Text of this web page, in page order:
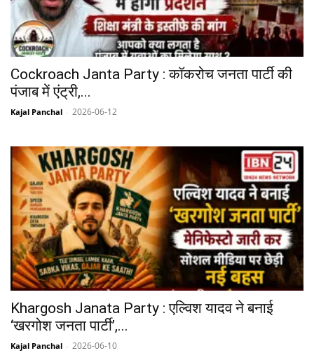
Cockroach Janta Party : कॉकरोच जनता पार्टी की
पंजाब में एंट्री,...
Kajal Panchal - 2026-06-12
Khargosh Janata Party : एल्विश यादव ने बनाई
‘खरगोश जनता पार्टी’,...
Kajal Panchal - 2026-06-10